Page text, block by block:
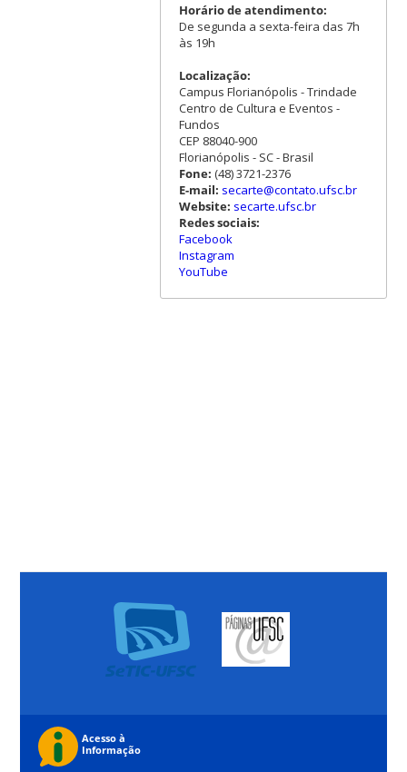
Horário de atendimento:
De segunda a sexta-feira das 7h
às 19h
Localização:
Campus Florianópolis - Trindade
Centro de Cultura e Eventos -
Fundos
CEP 88040-900
Florianópolis - SC - Brasil
Fone: (48) 3721-2376
E-mail: secarte@contato.ufsc.br
Website: secarte.ufsc.br
Redes sociais:
Facebook
Instagram
YouTube